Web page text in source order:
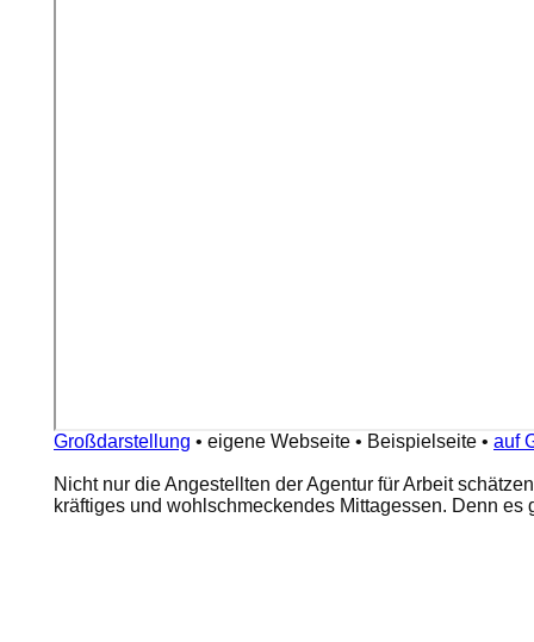
Großdarstellung • eigene Webseite • Beispielseite • auf
Nicht nur die Angestellten der Agentur für Arbeit
kräftiges und wohlschmeckendes Mittagessen. Denn